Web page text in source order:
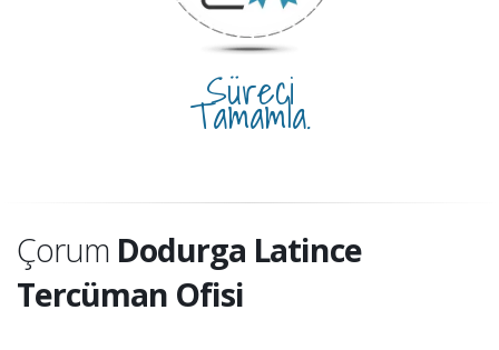
Süreci
Tamamla.
Çorum Dodurga Latince
Tercüman Ofisi